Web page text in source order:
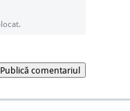
Publică comentariul